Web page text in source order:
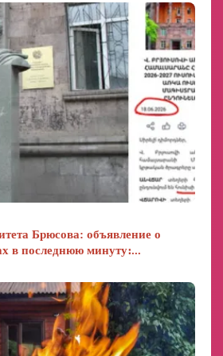
Брюсова: объявление о
в последнюю минуту։...